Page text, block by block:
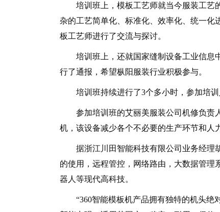
培训班上，模板工艺师就当今服装工艺
杂的工艺简单化、标准化、效率化、统一化
板工艺师进行了交流与探讨。
培训班上，还就国家缝制设备工业信息
行了通报，希望枞阳服装行业积极参与。
培训班持续进行了3个多小时，参加培训
参加培训班的艾丽美服装公司机修负责人
机，该设备减少各个不必要的生产环节和人
据浙江川田智能科技有限公司业务经理
的使用，远程管控，网络路由，大数据管
器人等现代高科技。
“360智能模板机产品拥有独特的机头绝